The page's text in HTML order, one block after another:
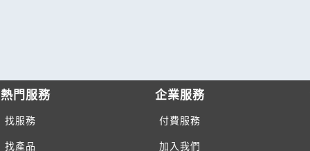
熱門服務
找服務
找產品
企業服務
付費服務
加入我們